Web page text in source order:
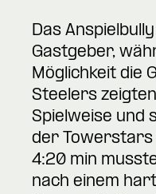
Das
Gastgeber,
Möglichkeit die
Steelers
Spielweise und
der
4:20 min
nach einem